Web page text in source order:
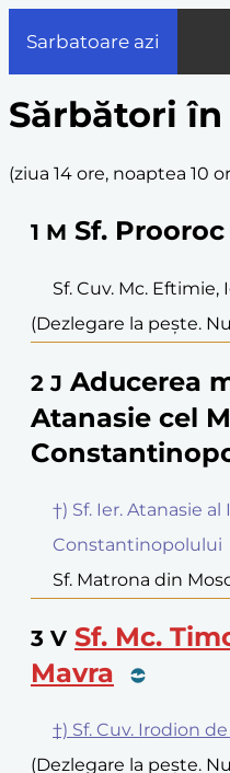
Sarbatoare azi
Sărbători în
(ziua 14 ore, noaptea 10
1 M Sf.
Sf. Cuv. Mc.
(Dezlegare la pește.
2 J Aducerea
Atanasie cel
†) Sf. Ier. Atanasie
Constantinopolului
Sf. Matrona din
3 V Sf. Mc.
Mavra
†) Sf. Cuv. Irodion
(Dezlegare la pește.